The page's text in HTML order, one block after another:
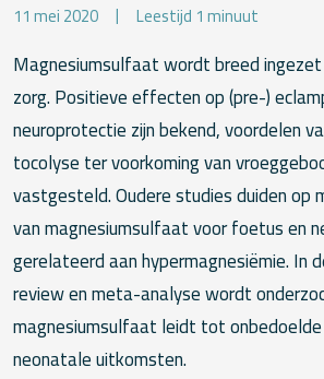
11 mei 2020 Leestijd 1 minuut
Magnesiumsulfaat wordt breed
zorg. Positieve effecten op (pre-)
neuroprotectie zijn bekend, voordelen
tocolyse ter voorkoming van
vastgesteld. Oudere studies duiden op
van magnesiumsulfaat voor foetus en
gerelateerd aan hypermagnesiëmie. In
review en meta-analyse wordt
magnesiumsulfaat leidt tot
neonatale uitkomsten.